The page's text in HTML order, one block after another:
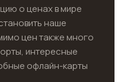
о ценах в мире
наше
цен также много
интересные
офлайн-карты